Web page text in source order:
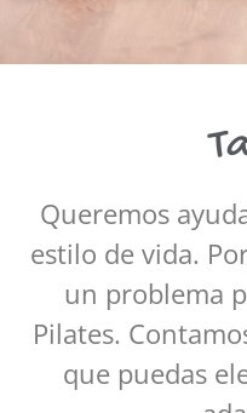
Queremos
estilo de vida.
un problema
Pilates.
que puedas